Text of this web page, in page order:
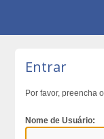
Entrar
Por favor, preencha
Nome de Usuário: